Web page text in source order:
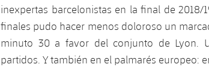
inexpertas barcelonistas en la final de
finales pudo hacer menos doloroso un
minuto 30 a favor del conjunto de Lyon.
partidos. Y también en el palmarés europeo: